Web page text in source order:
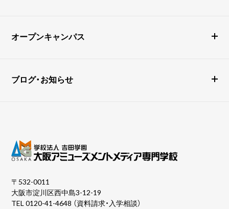
オープンキャンパス
ブログ・お知らせ
〒532-0011
大阪市淀川区西中島3-12-19
TEL0120-41-4648 （資料請求・入学相談）